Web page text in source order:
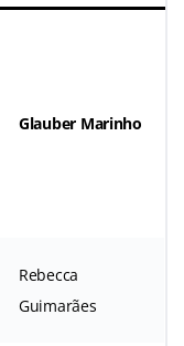
Glauber Marinho
Rebecca
Guimarães